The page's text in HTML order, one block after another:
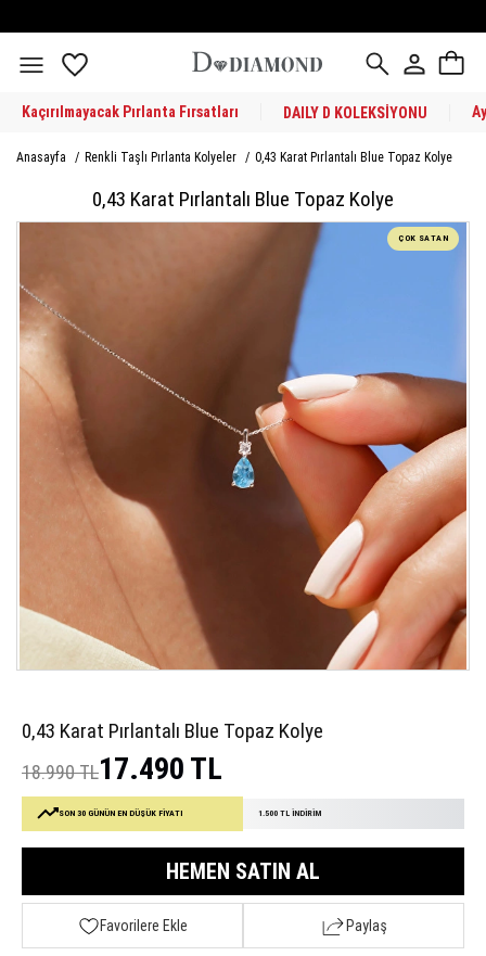
Kaçırılmayacak Pırlanta Fırsatları DAILY D KOLEKSİYONU
Anasayfa / Renkli Taşlı Pırlanta Kolyeler / 0,43 Karat Pırlantalı Blue Topaz Kolye
0,43 Karat Pırlantalı Blue Topaz Kolye
ÇOK SATAN
0,43 Karat Pırlantalı Blue Topaz Kolye
18.990 TL17.490 TL
SON 30 GÜNÜN EN DÜŞÜK FİYATI 1.500 TL İNDİRİM
HEMEN SATIN AL
Favorilere Ekle Paylaş